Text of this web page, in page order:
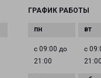
ГРАФИК РАБОТЫ
с 09:00 до
21:00
с
21:00